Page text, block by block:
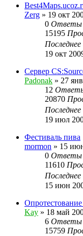
Zerg » 19 окт
0 Ответы
15195
19 окт
Сервер
Padonak » 27
12
20870
19 июл
Фестиваль пива
mormon » 15
0 Ответы
11610
15 июн
Kay » 18 май
6 Ответы
15759